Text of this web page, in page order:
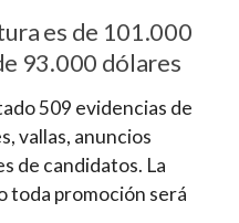
es de 101.000
93.000 dólares
509 evidencias de
vallas, anuncios
de candidatos. La
toda promoción será